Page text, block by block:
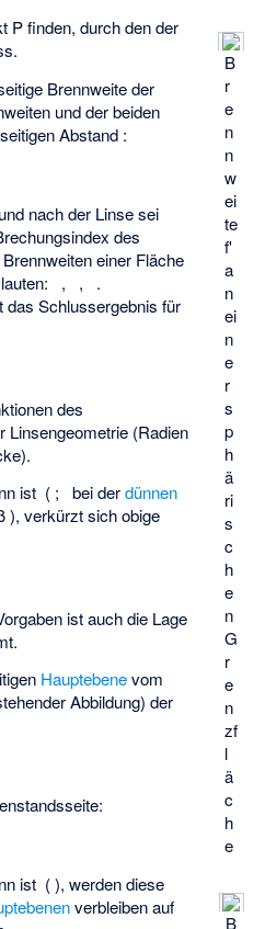
B
r
e
n
n
w
ei
te
f'
a
n
ei
n
e
r
s
p
h
ä
ri
s
c
h
e
n
G
r
e
n
zf
l
ä
c
h
e
B
P finden, durch den der
Brennweite der
undder beiden
Abstand :
nach der Linse sei
des
einer Fläche
, , .
das Schlussergebnis für
des
Linsengeometrie (Radien
ist ( ; bei derdünnen
), verkürzt sich obige
ist auch die Lage
Hauptebene vom
Abbildung) der
ist (), werden diese
verbleiben auf